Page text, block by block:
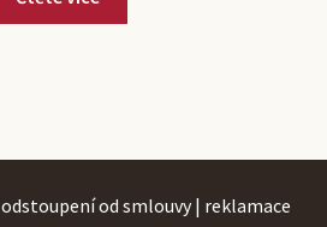
odstoupení od smlouvy | reklamace